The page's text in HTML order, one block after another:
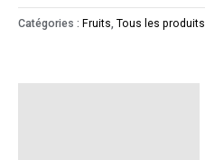
Catégories : Fruits, Tous les produits